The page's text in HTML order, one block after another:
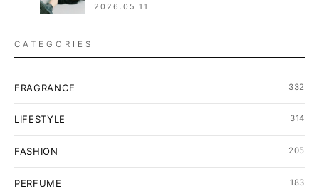
2026.05.11
CATEGORIES
FRAGRANCE 332
LIFESTYLE 314
FASHION 205
PERFUME 183